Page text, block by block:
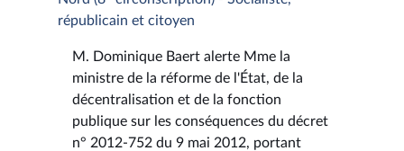
républicain et citoyen
M. Dominique Baert alerte Mme la
ministre de la réforme de l'État, de la
décentralisation et de la fonction
publique sur les conséquences du décret
n° 2012-752 du 9 mai 2012, portant